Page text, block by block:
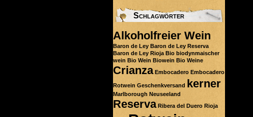
Schlagwörter
Alkoholfreier Wein
Baron de Ley Baron de Ley Reserva
Baron de Ley Rioja Bio biodynmaischer
wein Bio Wein Biowein Bio Weine
Crianza Embocadero Embocadero
Rotwein Geschenkversand kerner
Marlborough Neuseeland
Reserva Ribera del Duero Rioja